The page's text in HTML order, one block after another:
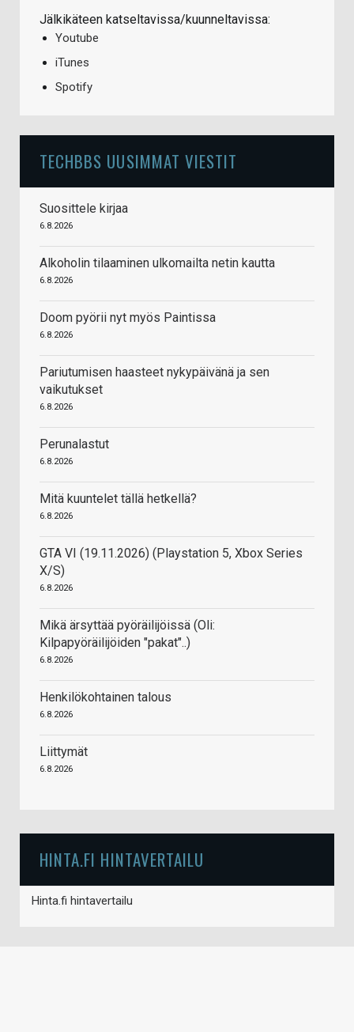
Jälkikäteen katseltavissa/kuunneltavissa:
Youtube
iTunes
Spotify
TECHBBS UUSIMMAT VIESTIT
Suosittele kirjaa
6.8.2026
Alkoholin tilaaminen ulkomailta netin kautta
6.8.2026
Doom pyörii nyt myös Paintissa
6.8.2026
Pariutumisen haasteet nykypäivänä ja sen
vaikutukset
6.8.2026
Perunalastut
6.8.2026
Mitä kuuntelet tällä hetkellä?
6.8.2026
GTA VI (19.11.2026) (Playstation 5, Xbox Series
X/S)
6.8.2026
Mikä ärsyttää pyöräilijöissä (Oli:
Kilpapyöräilijöiden "pakat"..)
6.8.2026
Henkilökohtainen talous
6.8.2026
Liittymät
6.8.2026
HINTA.FI HINTAVERTAILU
Hinta.fi hintavertailu